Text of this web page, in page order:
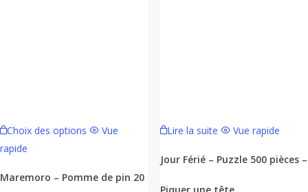
Choix des options
produit
plusieurs
Vue
rapide
Maremoro – Pomme de pin 20
Lire la suite Vue rapide
Jour Férié – Puzzle 500 pièces –
Piquer une tête